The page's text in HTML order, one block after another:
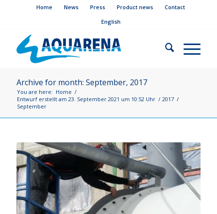
Home News Press Product news
Contact
English
Archive for month: September, 2017
You are here: Home /
Entwurf erstellt am 23. September 2021 um 10:52 Uhr / 2017 /
September